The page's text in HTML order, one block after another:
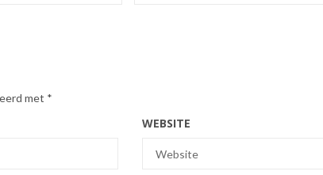
met *
WEBSITE